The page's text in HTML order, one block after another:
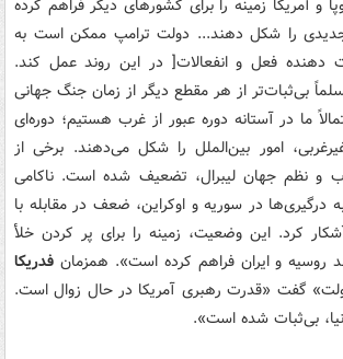
و آمریکا زمینه را برای کشورهای دیگر فراهم کرده
را شکل دهند... دولت ترامپ ممکن است به
دهنده فعل و انفعالات[ در این روند عمل کند.
بی‌ثبات‌تر از هر مقطع دیگر از زمان جنگ جهانی
ما در آستانه دوره عبور از غرب هستیم؛ دوره‌ای
امور بین‌الملل را شکل می‌دهند. برخی از
و نظم جهان لیبرال، تضعیف شده است. ناکامی
درگیری‌ها در سوریه و اوکراین، ضعف در مقابله با
کرد. این وضعیت، زمینه را برای پر کردن خلأ
روسیه و ایران فراهم کرده است». همزمان فدریکا
گفت «قدرت رهبری آمریکا در حال زوال است.
بی‌ثبات شده است».